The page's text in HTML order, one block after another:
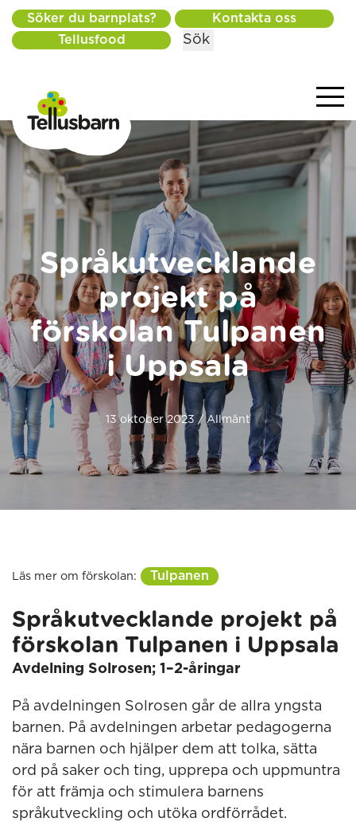
Söker du barnplats?
Kontakta oss
Tellusfood
Sök
Språkutvecklande
projekt på
förskolan Tulpanen
i Uppsala
13 oktober 2023 / Allmänt
Läs mer om förskolan: Tulpanen
Språkutvecklande projekt på
förskolan Tulpanen i Uppsala
Avdelning Solrosen; 1–2-åringar
På avdelningen Solrosen går de allra yngsta
barnen. På avdelningen arbetar pedagogerna
nära barnen och hjälper dem att tolka, sätta
ord på saker och ting, upprepa och uppmuntra
för att främja och stimulera barnens
språkutveckling och utöka ordförrådet.